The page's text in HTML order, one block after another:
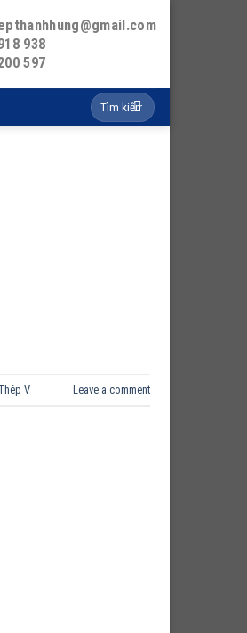
938
597
Search
for:
V Leave a comment